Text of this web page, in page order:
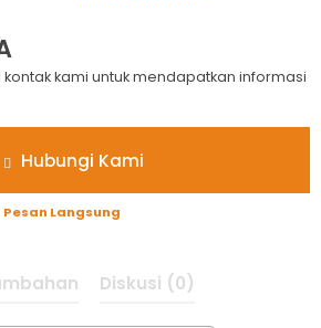
kami untuk mendapatkan informasi
Hubungi Kami
Pesan Langsung
Diskusi (0)